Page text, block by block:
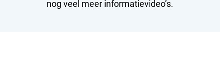
nog veel meer informatievideo’s.